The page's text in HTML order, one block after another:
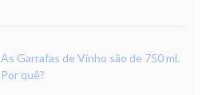
As Garrafas de Vinho são de 750 ml.
Por quê?